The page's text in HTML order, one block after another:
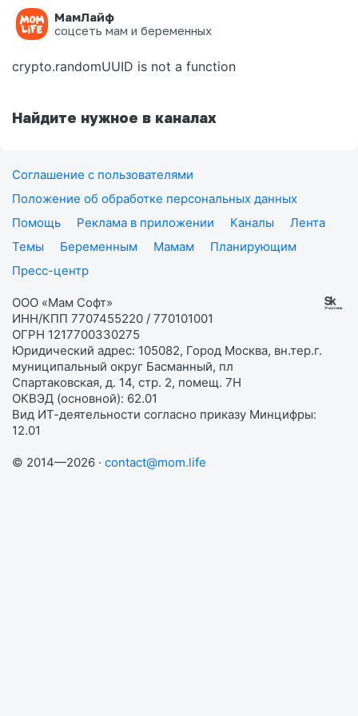
МамЛайф
соцсеть мам и беременных
Ошибка на странице
crypto.randomUUID is not a function
Найдите нужное в каналах
Соглашение с пользователями
Положение об обработке персональных данных
Помощь
Реклама в приложении Каналы
Лента
Темы
Беременным Мамам
Планирующим
Пресс-центр
ООО «Мам Софт»
ИНН/КПП 7707455220 / 770101001
ОГРН 1217700330275
Юридический адрес: 105082, Город Москва, вн.тер.г.
муниципальный округ Басманный, пл
Спартаковская, д. 14, стр. 2, помещ. 7Н
ОКВЭД (основной): 62.01
Вид ИТ-деятельности согласно приказу Минцифры:
12.01
© 2014—2026 · contact@mom.life